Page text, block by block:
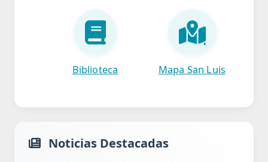
Biblioteca Mapa San Luis
Noticias Destacadas